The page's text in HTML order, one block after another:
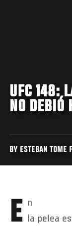
UFC 148:
NO DEBIÓ
BY ESTEBAN TOME
En
la pelea